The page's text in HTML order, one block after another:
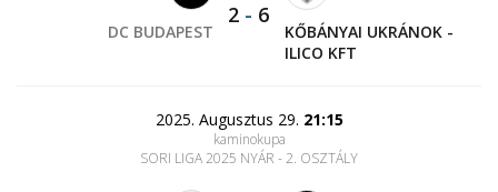
DC BUDAPEST
2 - 6
KŐBÁNYAI UKRÁNOK -
ILICO KFT
2025. Augusztus 29. 21:15
kaminokupa
SORI LIGA 2025 NYÁR - 2. OSZTÁLY